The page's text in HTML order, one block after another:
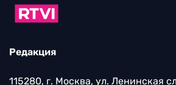
Редакция
115280, г. Москва, ул. Ленинская